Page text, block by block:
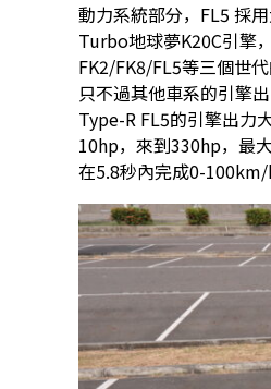
動力系統部分，FL5 採
Turbo地球夢K20C引擎
FK2/FK8/FL5等三個世
只不過其他車系的引擎
Type-R FL5的引擎出力
10hp，來到330hp，最
在5.8秒內完成0-100km/